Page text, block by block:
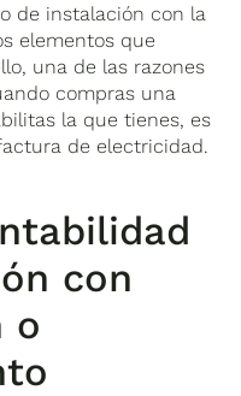
de instalación con la
elementos que
una de las razones
compras una
la que tienes, es
de electricidad.
con
o